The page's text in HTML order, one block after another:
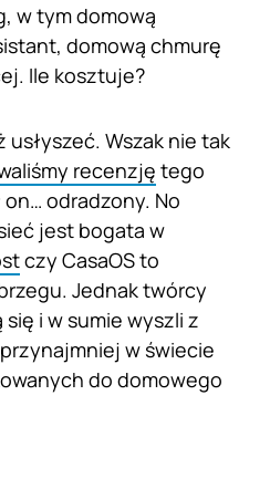
w tym domową
domową chmurę
Ile kosztuje?
Wszak nie tak
recenzję tego
odradzony. No
jest bogata w
czy CasaOS to
Jednak twórcy
i w sumie wyszli z
w świecie
do domowego